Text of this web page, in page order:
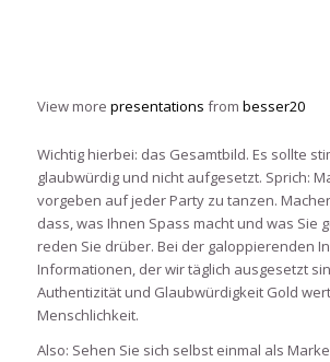
View more presentations from besser20
Wichtig hierbei: das Gesamtbild. Es sollte
glaubwürdig und nicht aufgesetzt. Sprich:
vorgeben auf jeder Party zu tanzen.
dass, was Ihnen Spass macht und was Sie
reden Sie drüber. Bei der galoppierenden
Informationen, der wir täglich ausgesetzt
Authentizität und Glaubwürdigkeit Gold
Menschlichkeit.
Also: Sehen Sie sich selbst einmal als